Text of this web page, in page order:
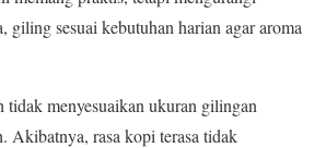
giling sesuai kebutuhan harian agar aroma
tidak menyesuaikan ukuran gilingan
Akibatnya, rasa kopi terasa tidak